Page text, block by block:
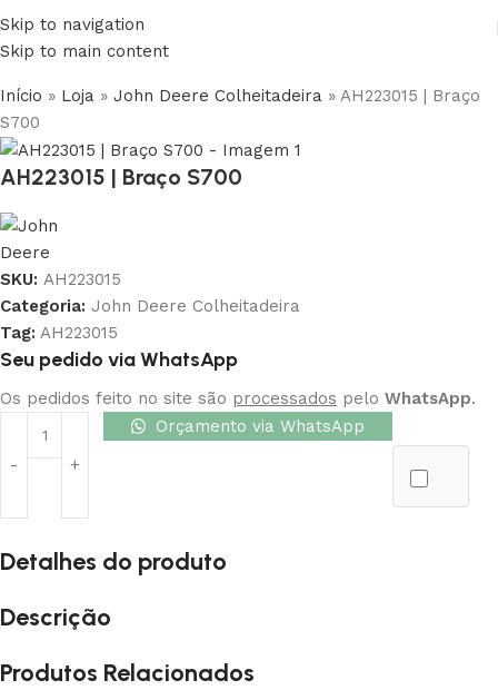
Skip to navigation
Skip to main content
Início » Loja » John Deere Colheitadeira » AH223015 | Braço
S700
AH223015 | Braço S700
SKU: AH223015
Categoria: John Deere Colheitadeira
Tag: AH223015
Seu pedido via WhatsApp
Os pedidos feito no site são processados pelo WhatsApp.
Orçamento via WhatsApp
Detalhes do produto
Descrição
Produtos Relacionados